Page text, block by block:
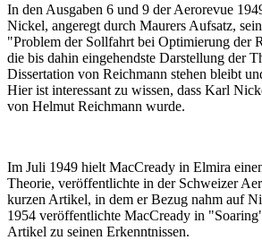
In den Ausgaben 6 und 9 der Aerorevue
Nickel, angeregt durch Maurers Aufsatz,
"Problem der Sollfahrt bei Optimierung der
die bis dahin eingehendste Darstellung der
Dissertation von Reichmann stehen bleibt
Hier ist interessant zu wissen, dass Karl
von Helmut Reichmann wurde.
Im Juli 1949 hielt MacCready in Elmira
Theorie, veröffentlichte in der Schweizer
kurzen Artikel, in dem er Bezug nahm auf
1954 veröffentlichte MacCready in
Artikel zu seinen Erkenntnissen.